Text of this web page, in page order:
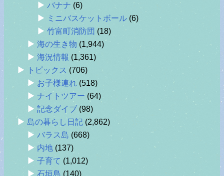
バナナ (6)
ミニバスケットボール (6)
竹富町消防団 (18)
海の生き物 (1,944)
海況情報 (1,361)
トピックス (706)
お子様連れ (518)
ナイトツアー (64)
記念ダイブ (98)
島の暮らし日記 (2,862)
バラス島 (668)
内地 (137)
子育て (1,012)
石垣島 (140)